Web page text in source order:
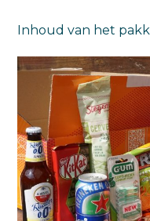
Inhoud van het